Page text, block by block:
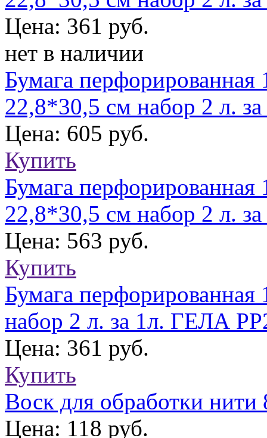
Цена: 361 руб.
нет в наличии
Бумага перфорированная
22,8*30,5 см набор 2 л.
Цена: 605 руб.
Купить
Бумага перфорированная
22,8*30,5 см набор 2 л.
Цена: 563 руб.
Купить
Бумага
набор 2 л. за 1л. ГЕЛА
Цена: 361 руб.
Купить
Воск для обработки нити
Цена: 118 руб.